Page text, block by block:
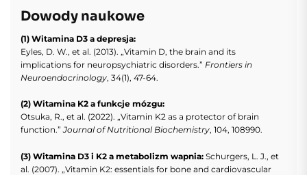
Dowody naukowe
(1) Witamina D3 a depresja:
Eyles, D. W., et al. (2013). „Vitamin D, the brain and its
implications for neuropsychiatric disorders.” Frontiers in
Neuroendocrinology, 34(1), 47-64.
(2) Witamina K2 a funkcje mózgu:
Otsuka, R., et al. (2022). „Vitamin K2 as a protector of brain
function.”Journal of Nutritional Biochemistry, 104, 108990.
(3) Witamina D3 i K2 a metabolizm wapnia: Schurgers, L. J., et
al. (2007). „Vitamin K2: essentials for bone and cardiovascular